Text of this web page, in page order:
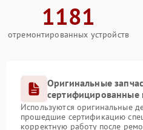
1181
отремонтированных устройств
Оригинальные
сертифицированные
Используются оригинальные
прошедшие сертификацию
корректную работу после